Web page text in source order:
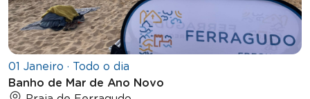
01 Janeiro · Todo o dia
Banho de Mar de Ano Novo